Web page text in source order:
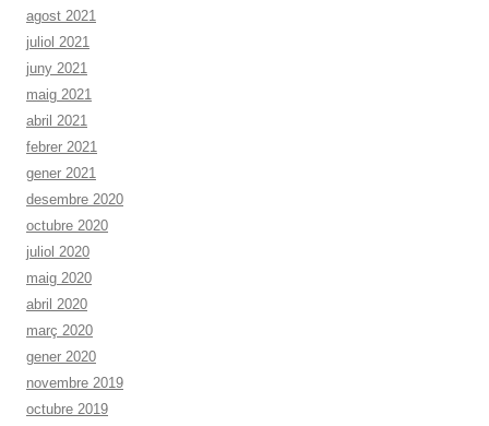
agost 2021
juliol 2021
juny 2021
maig 2021
abril 2021
febrer 2021
gener 2021
desembre 2020
octubre 2020
juliol 2020
maig 2020
abril 2020
març 2020
gener 2020
novembre 2019
octubre 2019